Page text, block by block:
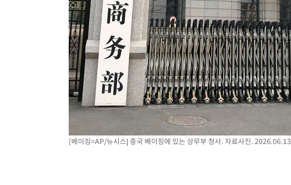
[속보]코스닥, 2.86포인트(0.36%) 내린 798.81마감
[속보]코스피, 6200선 약보합…0.60% 내린 6258.77에 마쳐
[속보]원·달러 환율, 7.7원 내린 1416.1원 마감
[속보] 노원서 40.1도 관측…서울, 2018년 이후 첫 40도
[속보]종합특검, '계엄 수용공간 확보' 신용해 前교정본부장 기소
외신들도 주목한 韓축구 파문…"국민적 공분에 수사 재개"
11시간 압수수색에 성접대 파문까지…'쑥대밭' 된 축구협회
[속보]규제합리화위원회 부위원장에 김태유 서울대 공대 교수…이병
[속보]국힘 윤리위, '돌려차기 발언' 진종오·서범수 징계 절차 개시
[속보] 7월 중국 수출 23.9%↑ 수입 27.5%↑…무역총액 25.3%↑
[속보]'채상병 순직 책임' 임성근, 항소심도 징역 3년
[베이징=AP/뉴시스] 중국 베이징에 있는 상무부 청사. 자료사진. 2026.06.13